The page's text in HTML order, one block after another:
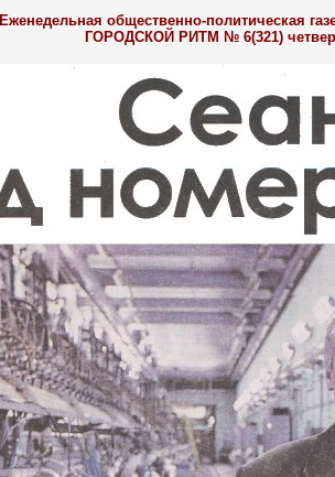
Еженедельная общественно-политическая
ГОРОДСКОЙ РИТМ № 6(321)